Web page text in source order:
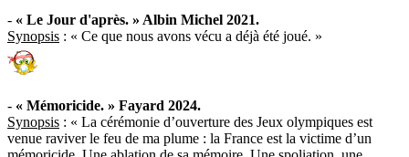
- « Le Jour d'après. » Albin Michel 2021.
Synopsis : « Ce que nous avons vécu a déjà été joué. »
- « Mémoricide. » Fayard 2024.
Synopsis : « La cérémonie d’ouverture des Jeux olympiques est
venue raviver le feu de ma plume : la France est la victime d’un